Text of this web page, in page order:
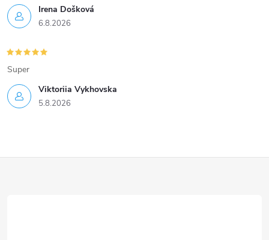
Irena Došková
6.8.2026
Viktoriia Vykhovska
5.8.2026
Super